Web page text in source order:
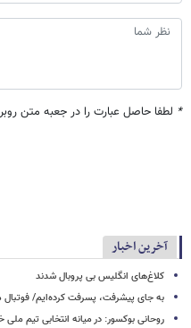
* لطفا حاصل عبارت را در جعبه متن
آخرین اخبار
کلاغ‌های انگلیس بی پروبال شدند
به جای پیشرفت، پسرفت کرده‌ایم/
روحانی بوکسور: در میانه انتخابی تیم